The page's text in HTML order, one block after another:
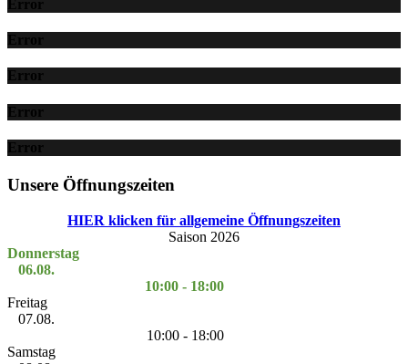
Error
Error
Error
Error
Error
Unsere Öffnungszeiten
HIER klicken für allgemeine Öffnungszeiten
Saison 2026
Donnerstag
06.08.
10:00 - 18:00
Freitag
07.08.
10:00 - 18:00
Samstag